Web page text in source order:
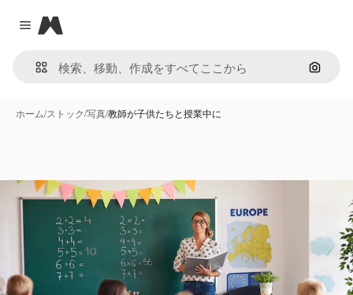
Close menu
Magnific
画像で
ホーム/ストック/写真/教師が子供たちと授業中に